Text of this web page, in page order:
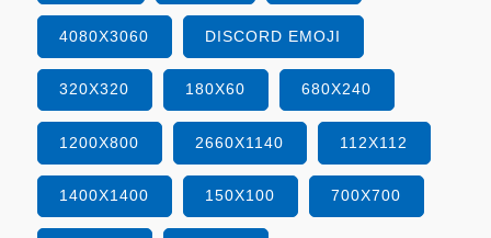
4080X3060 DISCORD EMOJI
320X320 180X60 680X240
1200X800 2660X1140 112X112
1400X1400 150X100 700X700